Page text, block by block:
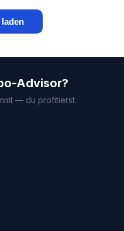
Advisor?
— du profitierst.